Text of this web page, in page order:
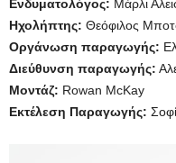
Ενδυματολόγος: Μάρλι
Ηχολήπτης: Θεόφιλος
Οργάνωση παραγωγής:
Διεύθυνση παραγωγής:
Μοντάζ: Rowan McKay
Εκτέλεση Παραγωγής: